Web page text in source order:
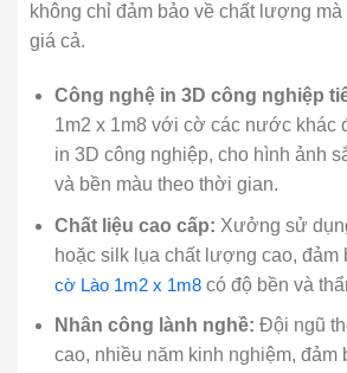
không chỉ đảm bảo về chất lượng mà
giá cả.
Công nghệ in 3D công nghiệp
1m2 x 1m8 với cờ các nước khác
in 3D công nghiệp, cho hình ảnh
và bền màu theo thời gian.
Chất liệu cao cấp: Xưởng sử
hoặc silk lụa chất lượng cao, đảm
cờ Lào 1m2 x 1m8có độ bền và
Nhân công lành nghề: Đội ngũ
cao, nhiều năm kinh nghiệm, đảm